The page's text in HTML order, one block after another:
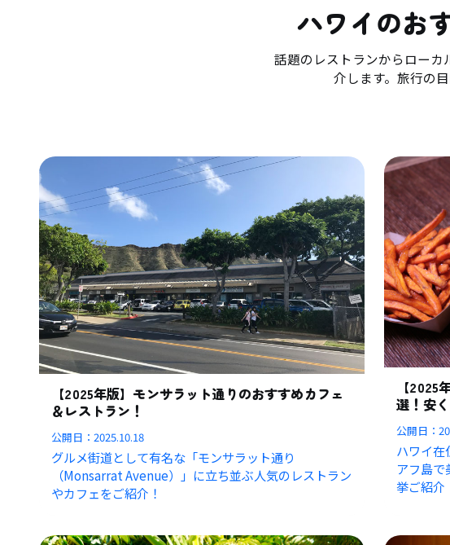
ハワイのお
話題のレストランからローカ
介します。旅行の
【2025年版】モンサラット通りのおすすめカフェ
＆レストラン！
公開日：2025.10.18
グルメ街道として有名な「モンサラット通り
（Monsarrat Avenue）」に立ち並ぶ人気のレストラン
やカフェをご紹介！
【
選！安
公開日：
ハワイ在
アフ島
挙ご紹介